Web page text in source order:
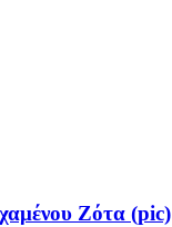
Ζότα (pic)